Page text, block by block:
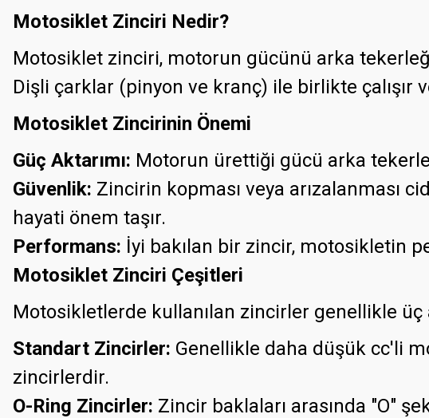
Motosiklet Zinciri Nedir?
Motosiklet zinciri, motorun gücünü arka
Dişli çarklar (pinyon ve kranç) ile birlikte çalışır
Motosiklet Zincirinin Önemi
Güç Aktarımı: Motorun ürettiği gücü arka
Güvenlik: Zincirin kopması veya arızalanması
hayati önem taşır.
Performans: İyi bakılan bir zincir, motosikletin
Motosiklet Zinciri Çeşitleri
Motosikletlerde kullanılan zincirler genellikle üç
Standart Zincirler: Genellikle daha düşük cc'li
zincirlerdir.
O-Ring Zincirler: Zincir baklaları arasında "O"